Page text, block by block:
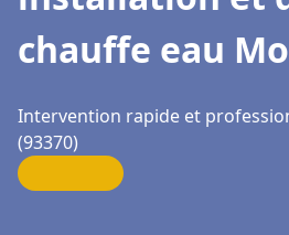
chauffe eau
Intervention rapide et
(93370)